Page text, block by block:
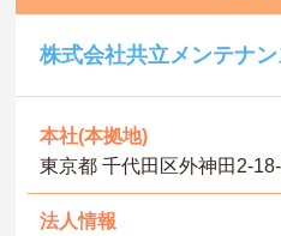
株式会社共立メンテナン
本社(本拠地)
東京都 千代田区外神田2-
法人情報